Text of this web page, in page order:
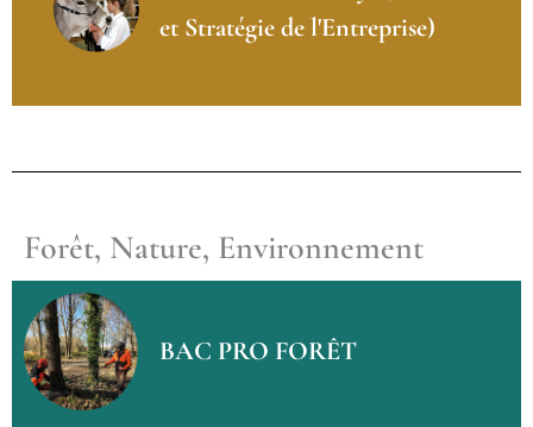
et Stratégie de l'Entreprise)
BAC PRO FORÊT
Forêt, Nature, Environnement